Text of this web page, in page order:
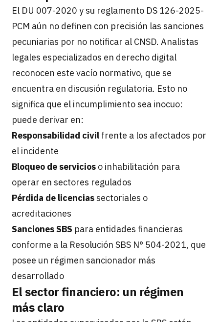
El DU 007-2020 y su reglamento DS 126-2025-
PCM aún no definen con precisión las sanciones
pecuniarias por no notificar al CNSD. Analistas
legales especializados en derecho digital
reconocen este vacío normativo, que se
encuentra en discusión regulatoria. Esto no
significa que el incumplimiento sea inocuo:
puede derivar en:
Responsabilidad civil frente a los afectados por
el incidente
Bloqueo de servicios o inhabilitación para
operar en sectores regulados
Pérdida de licenciassectoriales o
acreditaciones
Sanciones SBS para entidades financieras
conforme a la Resolución SBS N° 504-2021, que
posee un régimen sancionador más
desarrollado
El sector financiero: un régimen
más claro